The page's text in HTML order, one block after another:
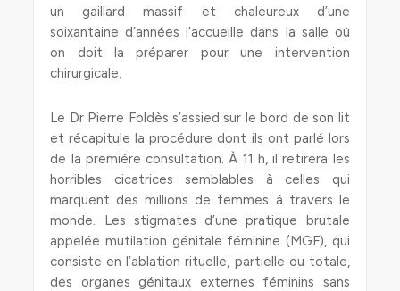
un gaillard massif et chaleureux d’une
soixantaine d’années l’accueille dans la salle où
on doit la préparer pour une intervention
chirurgicale.
Le Dr Pierre Foldès s’assied sur le bord de son lit
et récapitule la procédure dont ils ont parlé lors
de la première consultation. À 11 h, il retirera les
horribles cicatrices semblables à celles qui
marquent des millions de femmes à travers le
monde. Les stigmates d’une pratique brutale
appelée mutilation génitale féminine (MGF), qui
consiste en l’ablation rituelle, partielle ou totale,
des organes génitaux externes féminins sans